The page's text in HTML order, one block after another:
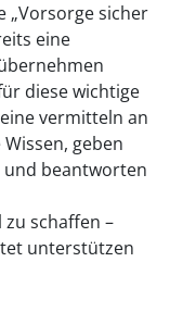
„Vorsorge sicher
eine
diese wichtige
vermitteln an
geben
beantworten
schaffen –
unterstützen